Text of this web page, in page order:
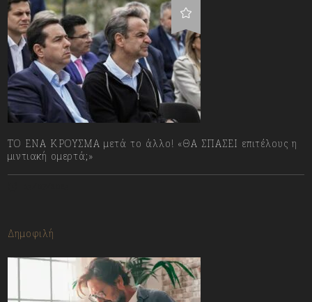
ΤΟ ΕΝΑ ΚΡΟΥΣΜΑ μετά το άλλο! «ΘΑ ΣΠΑΣΕΙ επιτέλους η
μιντιακή ομερτά;»
Δημοφιλή